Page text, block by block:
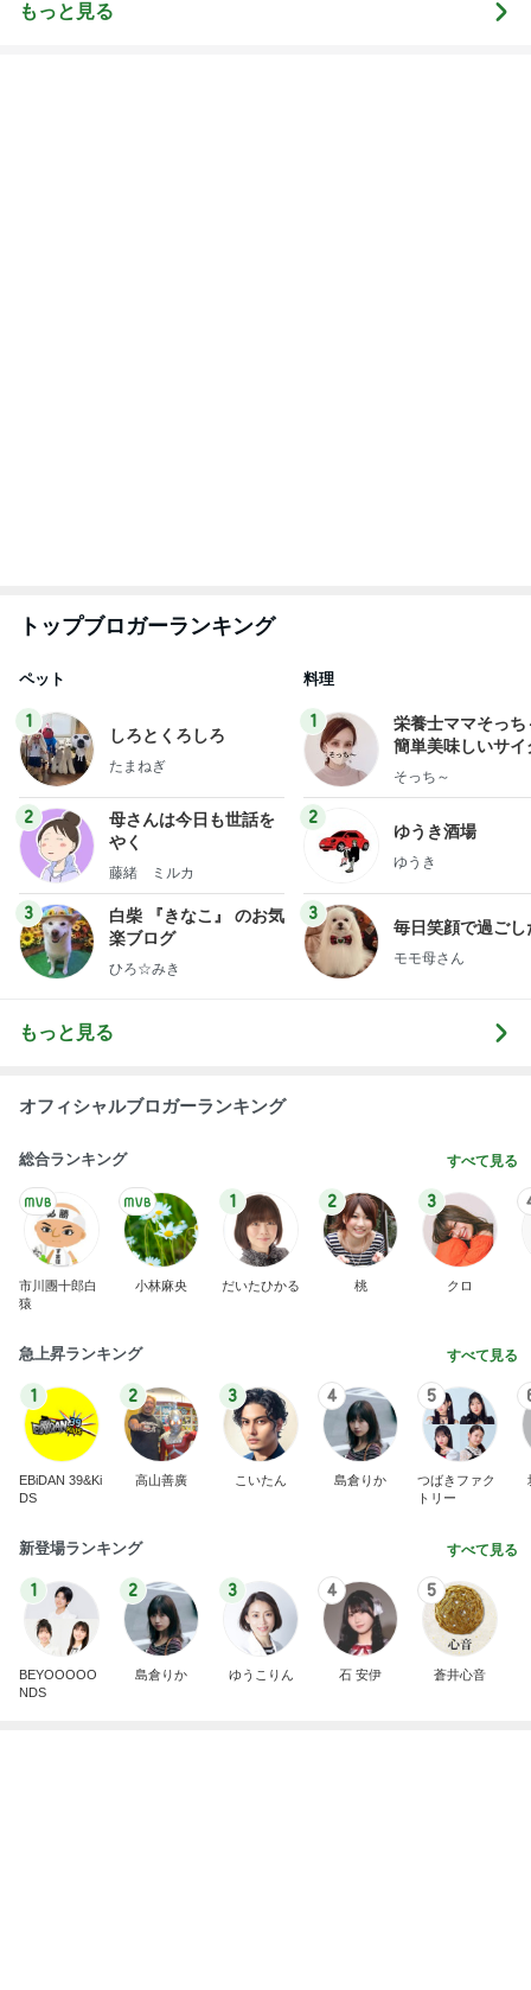
もっと見る
トップブロガーランキング
ペット
1
しろとくろしろ
たまねぎ
2
母さんは今日も世話を
やく
藤緒 ミルカ
3
白柴 『きなこ』 のお気
楽ブログ
ひろ☆みき
料理
1
栄養士ママそっち
簡単美味しいサイ
献立
そっち～
2
ゆうき酒場
ゆうき
3
毎日笑顔で過ごし
モモ母さん
もっと見る
オフィシャルブロガーランキング
総合ランキング すべて見る
市川團十郎白
猿
小林麻央
1
だいたひかる
2
桃
3
クロ
急上昇ランキング すべて見る
1
EBiDAN 39&Ki
DS
2
高山善廣
3
こいたん
4
島倉りか
5
つばきファク
トリー
新登場ランキング すべて見る
1
BEYOOOOO
NDS
2
島倉りか
3
ゆうこりん
4
石 安伊
5
蒼井心音